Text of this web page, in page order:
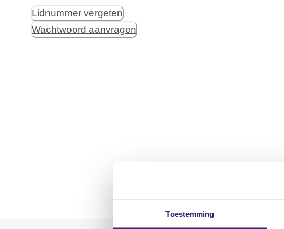
Toestemming
Lidnummer vergeten
Wachtwoord aanvragen